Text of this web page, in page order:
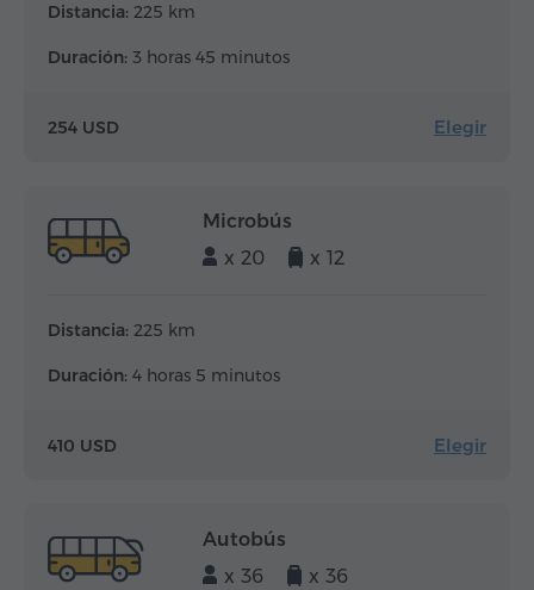
Distancia: 225 km
Duración: 3 horas 45 minutos
254 USD Elegir
Microbús
x 20
x 12
Distancia: 225 km
Duración: 4 horas 5 minutos
410 USD Elegir
Autobús
x 36
x 36